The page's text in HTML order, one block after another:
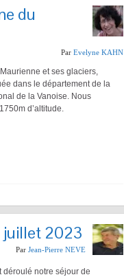
du
Par Evelyne KAHN
et ses glaciers,
dans le département de la
de la Vanoise. Nous
d’altitude.
juillet 2023
Par Jean-Pierre NEVE
déroulé notre séjour de